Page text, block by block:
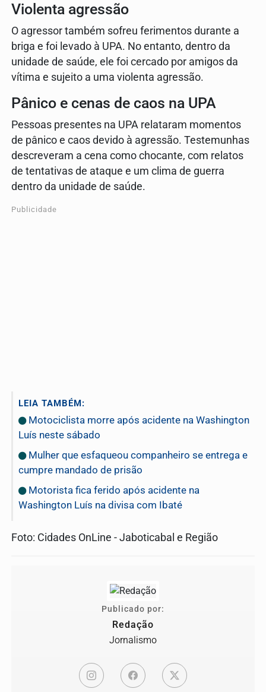
Violenta agressão
O agressor também sofreu ferimentos durante a
briga e foi levado à UPA. No entanto, dentro da
unidade de saúde, ele foi cercado por amigos da
vítima e sujeito a uma violenta agressão.
Pânico e cenas de caos na UPA
Pessoas presentes na UPA relataram momentos
de pânico e caos devido à agressão. Testemunhas
descreveram a cena como chocante, com relatos
de tentativas de ataque e um clima de guerra
dentro da unidade de saúde.
Publicidade
LEIA TAMBÉM:
Motociclista morre após acidente na Washington
Luís neste sábado
Mulher que esfaqueou companheiro se entrega e
cumpre mandado de prisão
Motorista fica ferido após acidente na
Washington Luís na divisa com Ibaté
Foto: Cidades OnLine - Jaboticabal e Região
Publicado por:
Redação
Jornalismo